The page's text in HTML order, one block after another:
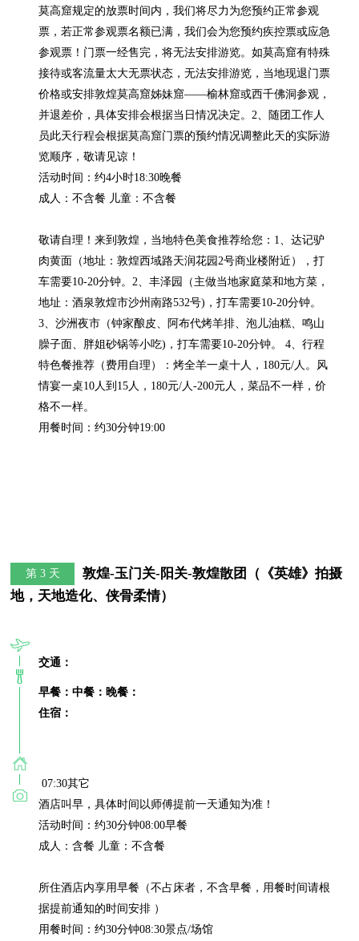
莫高窟规定的放票时间内，我们将尽力为您预约正常参观
票，若正常参观票名额已满，我们会为您预约疾控票或应急
参观票！门票一经售完，将无法安排游览。如莫高窟有特殊
接待或客流量太大无票状态，无法安排游览，当地现退门票
价格或安排敦煌莫高窟姊妹窟——榆林窟或西千佛洞参观，
并退差价，具体安排会根据当日情况决定。2、随团工作人
员此天行程会根据莫高窟门票的预约情况调整此天的实际游
览顺序，敬请见谅！
活动时间：约4小时18:30晚餐
成人：不含餐 儿童：不含餐
敬请自理！来到敦煌，当地特色美食推荐给您：1、达记驴
肉黄面（地址：敦煌西域路天润花园2号商业楼附近），打
车需要10-20分钟。2、丰泽园（主做当地家庭菜和地方菜，
地址：酒泉敦煌市沙州南路532号)，打车需要10-20分钟。
3、沙洲夜市（钟家酿皮、阿布代烤羊排、泡儿油糕、鸣山
臊子面、胖姐砂锅等小吃)，打车需要10-20分钟。 4、行程
特色餐推荐（费用自理）：烤全羊一桌十人，180元/人。风
情宴一桌10人到15人，180元/人-200元人，菜品不一样，价
格不一样。
用餐时间：约30分钟19:00
第 3 天
敦煌-玉门关-阳关-敦煌散团（《英雄》拍摄
地，天地造化、侠骨柔情）
交通：
早餐：中餐：晚餐：
住宿：
07:30其它
酒店叫早，具体时间以师傅提前一天通知为准！
活动时间：约30分钟08:00早餐
成人：含餐 儿童：不含餐
所住酒店内享用早餐（不占床者，不含早餐，用餐时间请根
据提前通知的时间安排 ）
用餐时间：约30分钟08:30景点/场馆